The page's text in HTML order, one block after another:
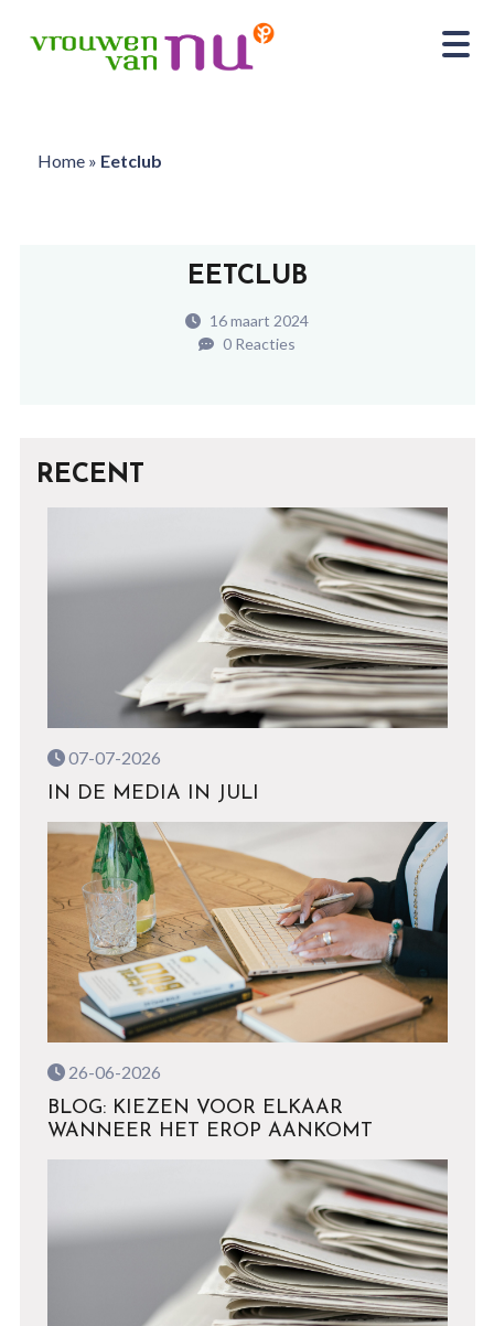
Home» Eetclub
EETCLUB
16 maart 2024
0 Reacties
RECENT
07-07-2026
IN DE MEDIA IN JULI
26-06-2026
BLOG: KIEZEN VOOR ELKAAR
WANNEER HET EROP AANKOMT